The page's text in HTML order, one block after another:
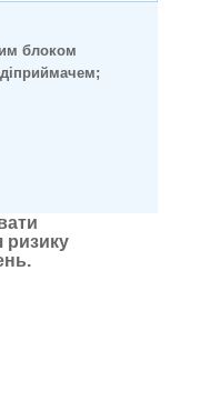
блоком
ризику